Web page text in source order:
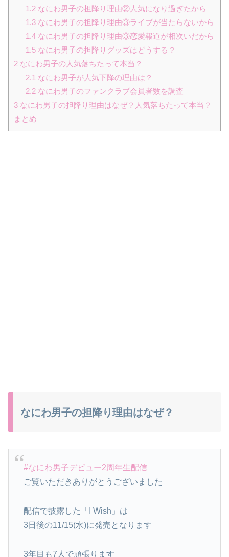
1.2なにわ男子の担降り理由②人気になり過ぎたから
1.3なにわ男子の担降り理由③ライブが当たらないから
1.4なにわ男子の担降り理由③恋愛報道が相次いだから
1.5なにわ男子の担降りグッズはどうする？
2 なにわ男子の人気落ちたって本当？
2.1 なにわ男子が人気下降の理由は？
2.2なにわ男子のファンクラブ会員者数を調査
3 なにわ男子の担降り理由はなぜ？人気落ちたって本当？
まとめ
なにわ男子の担降り理由はなぜ？
#なにわ男子デビュー2周年生配信
ご覧いただきありがとうございました
配信で披露した「I Wish」は
3日後の11/15(水)に発売となります
3年目も7人で頑張ります